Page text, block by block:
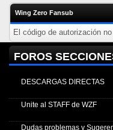
Wing Zero Fansub
El código de autorización
FOROS
DESCARGAS DIRECTAS
Unite al STAFF de WZF
Dudas problemas y